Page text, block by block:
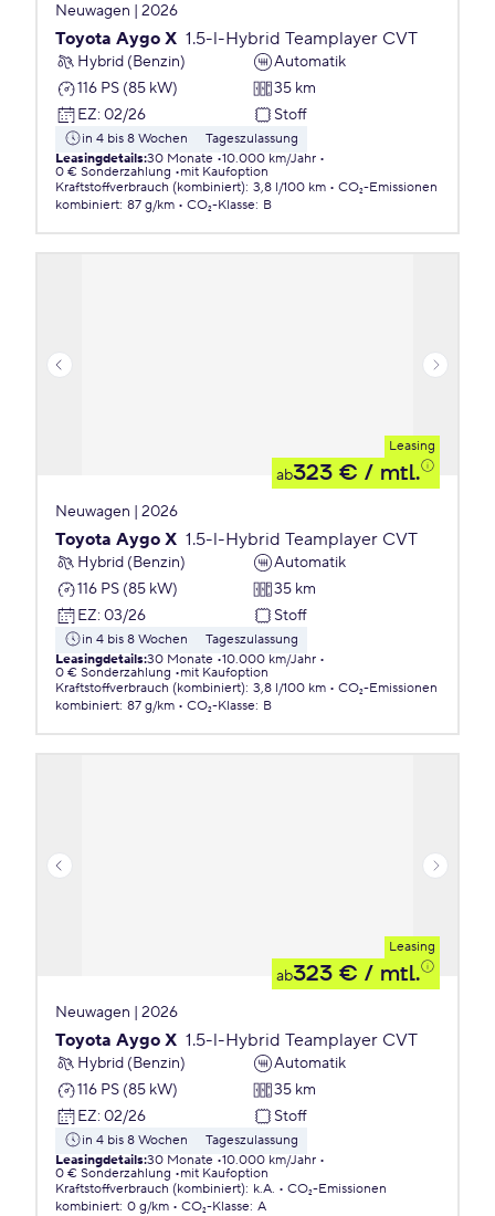
Neuwagen | 2026
Toyota Aygo X 1.5-l-Hybrid Teamplayer CVT
Hybrid (Benzin)
Automatik
116 PS (85 kW)
35 km
EZ: 02/26 Stoff
in 4 bis 8 Wochen
Tageszulassung
Leasingdetails:30 Monate 10.000 km/Jahr
0 € Sonderzahlung
mit Kaufoption
Kraftstoffverbrauch (kombiniert): 3,8 l/100 km
CO₂-Emissionen
kombiniert: 87 g/km CO₂-Klasse: B
Leasing
ab323 € / mtl.
Neuwagen | 2026
Toyota Aygo X 1.5-l-Hybrid Teamplayer CVT
Hybrid (Benzin)
Automatik
116 PS (85 kW)
35 km
EZ: 03/26 Stoff
in 4 bis 8 Wochen
Tageszulassung
Leasingdetails:30 Monate 10.000 km/Jahr
0 € Sonderzahlung
mit Kaufoption
Kraftstoffverbrauch (kombiniert): 3,8 l/100 km
CO₂-Emissionen
kombiniert: 87 g/km CO₂-Klasse: B
Leasing
ab323 € / mtl.
Neuwagen | 2026
Toyota Aygo X 1.5-l-Hybrid Teamplayer CVT
Hybrid (Benzin)
Automatik
116 PS (85 kW)
35 km
EZ: 02/26 Stoff
in 4 bis 8 Wochen
Tageszulassung
Leasingdetails:30 Monate 10.000 km/Jahr
0 € Sonderzahlung
mit Kaufoption
Kraftstoffverbrauch (kombiniert): k.A.
CO₂-Emissionen
kombiniert: 0 g/km CO₂-Klasse: A